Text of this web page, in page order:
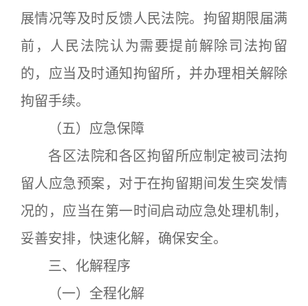
展情况等及时反馈人民法院。拘留期限届满
前，人民法院认为需要提前解除司法拘留
的，应当及时通知拘留所，并办理相关解除
拘留手续。
（五）应急保障
各区法院和各区拘留所应制定被司法拘
留人应急预案，对于在拘留期间发生突发情
况的，应当在第一时间启动应急处理机制，
妥善安排，快速化解，确保安全。
三、化解程序
（一）全程化解